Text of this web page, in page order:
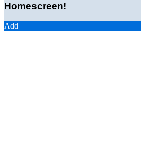
Homescreen!
Add